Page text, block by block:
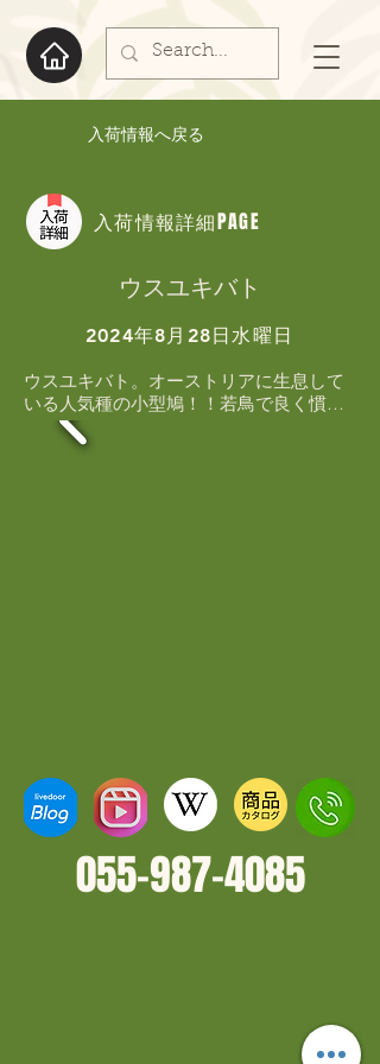
入荷情報へ戻る
入荷情報詳細PAGE
ウスユキバト
2024年8月28日水曜日
ウスユキバト。オーストリアに生息して
いる人気種の小型鳩！！若鳥で良く慣れ
ています
小さなケージでも飼えて繁殖も狙えま
055-987-4085